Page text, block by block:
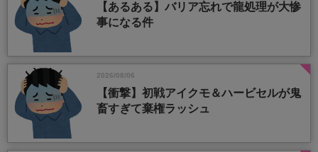
【あるある】バリア忘れで龍処理が大惨
事になる件
2026/08/06
【衝撃】初戦アイクモ＆ハービセルが鬼
畜すぎて棄権ラッシュ